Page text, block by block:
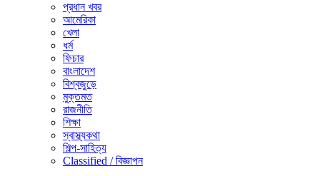
প্রধান খবর
আমেরিকা
খেলা
ধর্ম
ফিচার
বাংলাদেশ
বিশ্বজুড়ে
মুক্তমত
রাজনীতি
শিক্ষা
স্বাস্থ্যকথা
শিল্প-সাহিত্য
Classified / বিজ্ঞাপন